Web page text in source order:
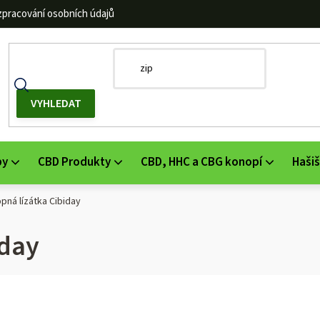
osobních údajů
CBD Produkty CBD, HHC a CBG konopí Hašiš
lízátka Cibiday